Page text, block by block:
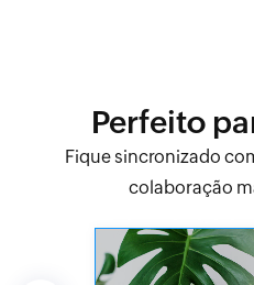
Perfeito
Fique sincronizado
colaboração